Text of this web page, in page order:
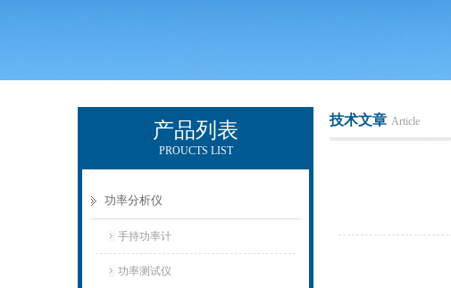
产品列表
PROUCTS LIST
功率分析仪
手持功率计
功率测试仪
技术文章 Article